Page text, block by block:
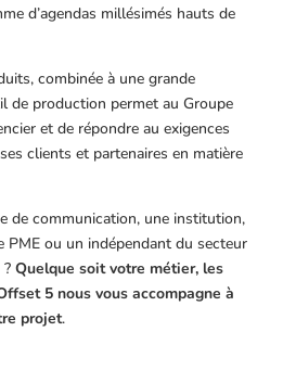
d’agendas millésimés hauts de
combinée à une grande
de production permet au Groupe
et de répondre au exigences
clients et partenaires en matière
de communication, une institution,
PME ou un indépendant du secteur
Quelque soit votre métier, les
5 nous vous accompagne à
projet.